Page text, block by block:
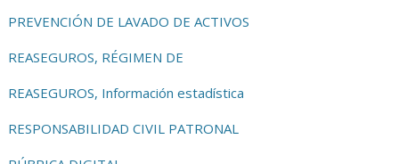
PREVENCIÓN DE LAVADO DE ACTIVOS
REASEGUROS, RÉGIMEN DE
REASEGUROS, Información estadística
RESPONSABILIDAD CIVIL PATRONAL